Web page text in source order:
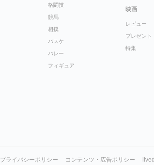
格闘技
競馬
相撲
バスケ
バレー
フィギュア
映画
レビュー
プレゼント
特集
プライバシーポリシー コンテンツ・広告ポリシー